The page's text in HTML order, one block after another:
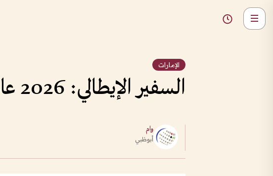
الإمارات
السفير الإيطالي: 2026 عام تاريخي في علاقاتنا مع الإمارات
وام
أبوظبي